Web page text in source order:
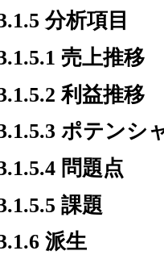
分析項目
売上推移
利益推移
ポテンシ
問題点
課題
派生